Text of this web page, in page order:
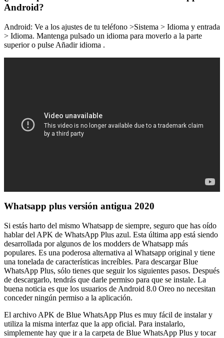
Android?
Android: Ve a los ajustes de tu teléfono >Sistema > Idioma y entrada
> Idioma. Mantenga pulsado un idioma para moverlo a la parte
superior o pulse Añadir idioma .
Whatsapp plus versión antigua 2020
Si estás harto del mismo Whatsapp de siempre, seguro que has oído
hablar del APK de WhatsApp Plus azul. Esta última app está siendo
desarrollada por algunos de los modders de Whatsapp más
populares. Es una poderosa alternativa al Whatsapp original y tiene
una tonelada de características increíbles. Para descargar Blue
WhatsApp Plus, sólo tienes que seguir los siguientes pasos. Después
de descargarlo, tendrás que darle permiso para que se instale. La
buena noticia es que los usuarios de Android 8.0 Oreo no necesitan
conceder ningún permiso a la aplicación.
El archivo APK de Blue WhatsApp Plus es muy fácil de instalar y
utiliza la misma interfaz que la app oficial. Para instalarlo,
simplemente hay que ir a la carpeta de Blue WhatsApp Plus y tocar